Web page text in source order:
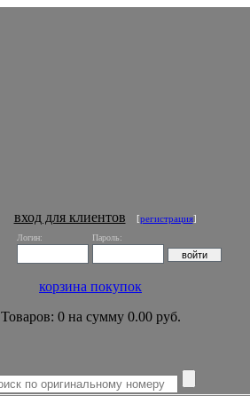
вход для клиентов [регистрация]
Логин: Пароль:
корзина покупок
Товаров: 0 на сумму 0.00 руб.